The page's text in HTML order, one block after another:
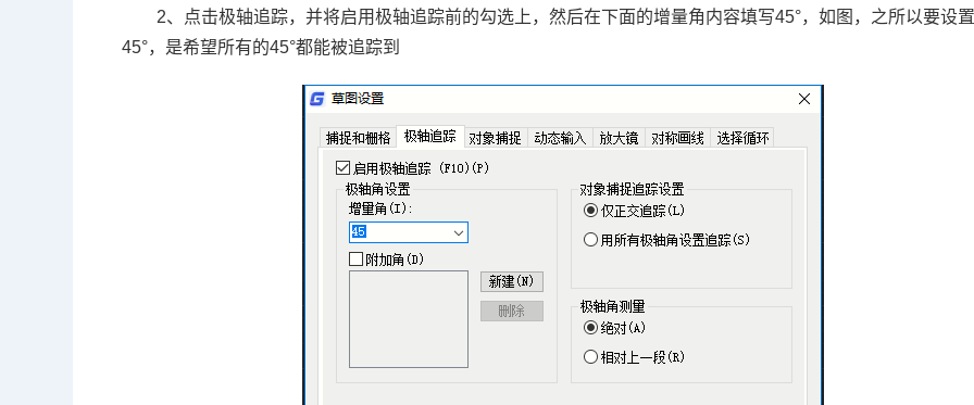
2、点击极轴追踪，并将启用极轴追踪前的勾选上，然后在下面的增量角内容填写45°，如图，之所以要设
45°，是希望所有的45°都能被追踪到